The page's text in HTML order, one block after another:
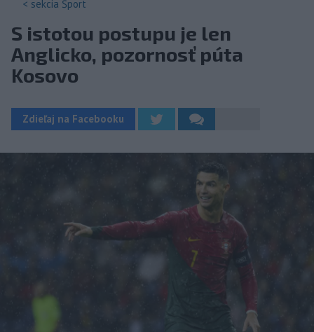
< sekcia Šport
S istotou postupu je len
Anglicko, pozornosť púta
Kosovo
Zdieľaj na Facebooku